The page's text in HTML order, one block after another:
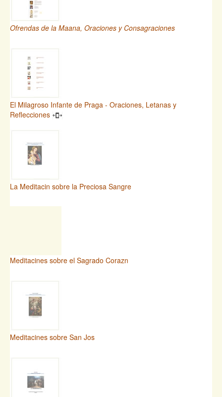
Ofrendas de la Maana, Oraciones y Consagraciones
El Milagroso Infante de Praga - Oraciones, Letanas y
Reflecciones
La Meditacin sobre la Preciosa Sangre
Meditacines sobre el Sagrado Corazn
Meditacines sobre San Jos